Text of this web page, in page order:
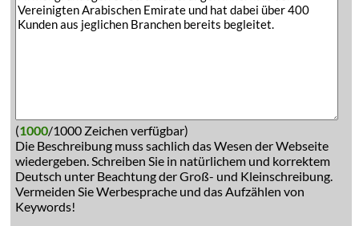
(1000/1000 Zeichen verfügbar)
Die Beschreibung muss sachlich das Wesen der Webseite
wiedergeben. Schreiben Sie in natürlichem und korrektem
Deutsch unter Beachtung der Groß- und Kleinschreibung.
Vermeiden Sie Werbesprache und das Aufzählen von
Keywords!